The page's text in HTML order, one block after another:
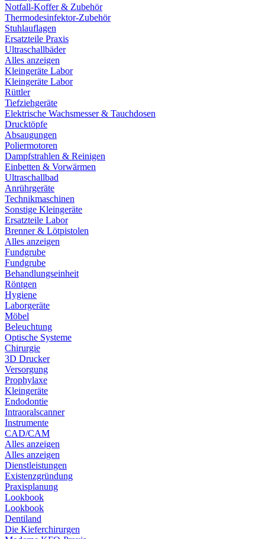
Notfall-Koffer & Zubehör
Thermodesinfektor-Zubehör
Stuhlauflagen
Ersatzteile Praxis
Ultraschallbäder
Alles anzeigen
Kleingeräte Labor
Kleingeräte Labor
Rüttler
Tiefziehgeräte
Elektrische Wachsmesser & Tauchdosen
Drucktöpfe
Absaugungen
Poliermotoren
Dampfstrahlen & Reinigen
Einbetten & Vorwärmen
Ultraschallbad
Anrührgeräte
Technikmaschinen
Sonstige Kleingeräte
Ersatzteile Labor
Brenner & Lötpistolen
Alles anzeigen
Fundgrube
Fundgrube
Behandlungseinheit
Röntgen
Hygiene
Laborgeräte
Möbel
Beleuchtung
Optische Systeme
Chirurgie
3D Drucker
Versorgung
Prophylaxe
Kleingeräte
Endodontie
Intraoralscanner
Instrumente
CAD/CAM
Alles anzeigen
Alles anzeigen
Dienstleistungen
Existenzgründung
Praxisplanung
Lookbook
Lookbook
Dentiland
Die Kieferchirurgen